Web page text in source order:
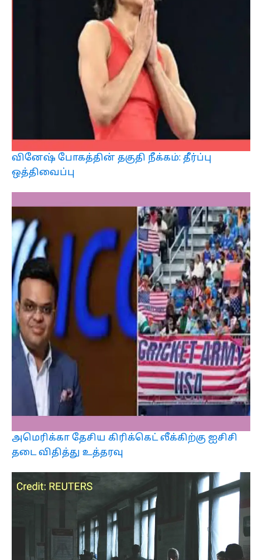
வினேஷ் போகத்தின் தகுதி நீக்கம்: தீர்ப்பு
ஒத்திவைப்பு
அமெரிக்கா தேசிய கிரிக்கெட் லீக்கிற்கு ஐசிசி
தடை விதித்து உத்தரவு